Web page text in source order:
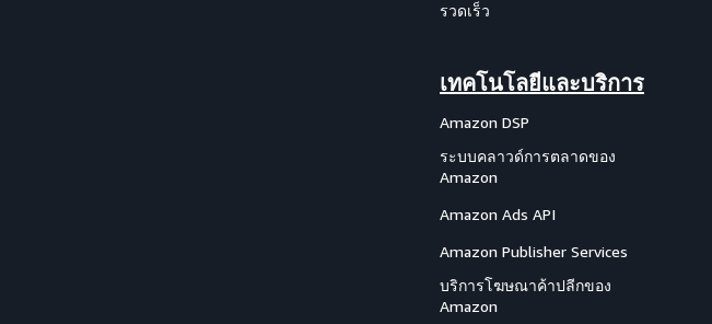
รวดเร็ว
เทคโนโลยีและบริการ
Amazon DSP
ระบบคลาวด์การตลาดของ
Amazon
Amazon Ads API
Amazon Publisher Services
บริการโฆษณาค้าปลีกของ
Amazon